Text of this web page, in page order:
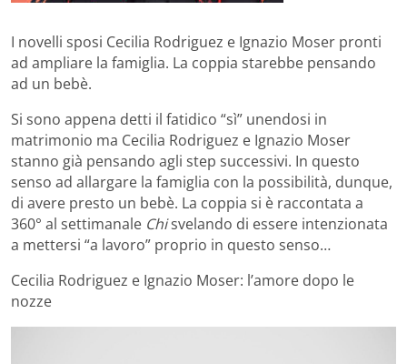
I novelli sposi Cecilia Rodriguez e Ignazio Moser pronti
ad ampliare la famiglia. La coppia starebbe pensando
ad un bebè.
Si sono appena detti il fatidico “sì” unendosi in
matrimonio ma Cecilia Rodriguez e Ignazio Moser
stanno già pensando agli step successivi. In questo
senso ad allargare la famiglia con la possibilità, dunque,
di avere presto un bebè. La coppia si è raccontata a
360° al settimanale Chisvelando di essere intenzionata
a mettersi “a lavoro” proprio in questo senso…
Cecilia Rodriguez e Ignazio Moser: l’amore dopo le
nozze